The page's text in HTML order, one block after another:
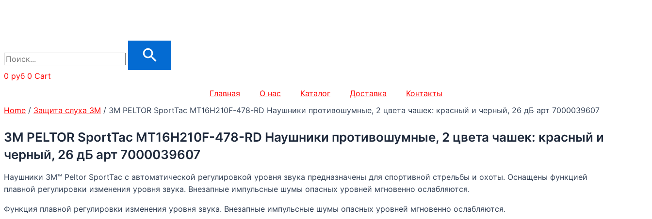
0 руб 0 Cart
Главная
О нас Каталог Доставка
Контакты
Home / Защита слуха 3М / 3M PELTOR SportTac MT16H210F-478-RD Наушники противошумные, 2 цвета чашек: красный и черный, 26 дБ арт 7000039607
3M PELTOR SportTac MT16H210F-478-RD Наушники противошумные, 2 цвета чашек: красный и
черный, 26 дБ арт 7000039607
Наушники 3М™ Peltor SportTac с автоматической регулировкой уровня звука предназначены для спортивной стрельбы и охоты. Оснащены функцией
плавной регулировки изменения уровня звука. Внезапные импульсные шумы опасных уровней мгновенно ослабляются.
Функция плавной регулировки изменения уровня звука. Внезапные импульсные шумы опасных уровней мгновенно ослабляются.